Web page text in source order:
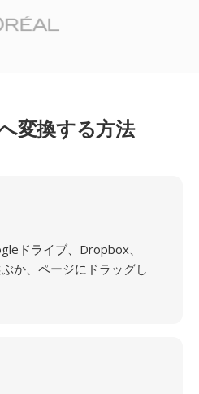
変換する方法
ドライブ、Dropbox、
か、ページにドラッグし